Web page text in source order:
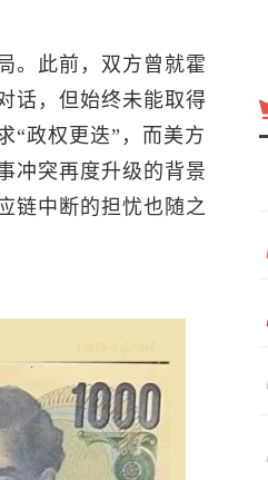
。此前，双方曾就霍
话，但始终未能取得
“政权更迭”，而美方
冲突再度升级的背景
链中断的担忧也随之